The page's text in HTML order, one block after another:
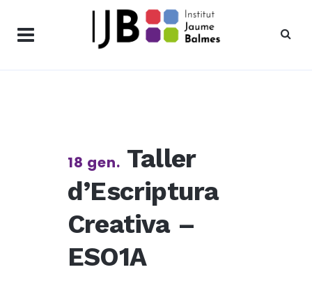
18 gen. Taller
d’Escriptura
Creativa –
ESO1A